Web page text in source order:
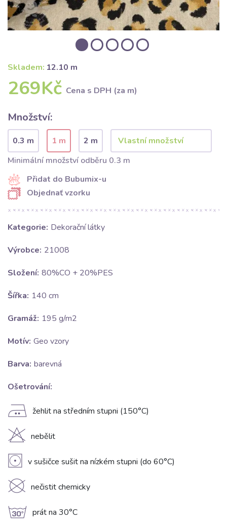
Skladem: 12.10 m
269Kč Cena s DPH (za m)
Množství:
0.3 m 1 m
2 m
Minimální množství odběru 0.3 m
Přidat do Bubumix-u
Objednať vzorku
Kategorie: Dekorační látky
Výrobce: 21008
Složení: 80%CO + 20%PES
Šířka: 140 cm
Gramáž: 195 g/m2
Motív: Geo vzory
Barva: barevná
Ošetrování:
E žehlit na středním stupni (150°C)
H nebělit
V v sušičce sušit na nízkém stupni (do 60°C)
K nečistit chemicky
g prát na 30°C